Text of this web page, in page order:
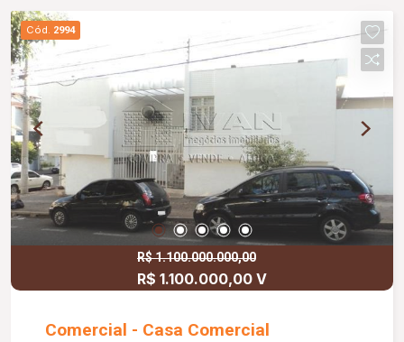
Cód. 2994
R$ 1.100.000.000,00
R$ 1.100.000,00 V
Comercial - Casa Comercial